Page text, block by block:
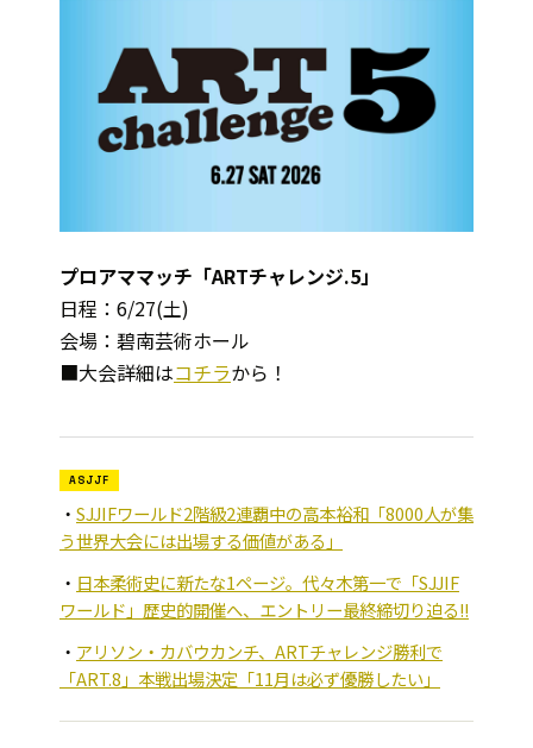
プロアママッチ「ARTチャレンジ.5」
日程：6/27(土)
会場：碧南芸術ホール
■大会詳細はコチラから！
ASJJF
SJJIFワールド2階級2連覇中の高本裕和「8000人が集
う世界大会には出場する価値がある」
日本柔術史に新たな1ページ。代々木第一で「SJJIF
ワールド」歴史的開催へ、エントリー最終締切り迫る!!
アリソン・カバウカンチ、ARTチャレンジ勝利で
「ART.8」本戦出場決定「11月は必ず優勝したい」